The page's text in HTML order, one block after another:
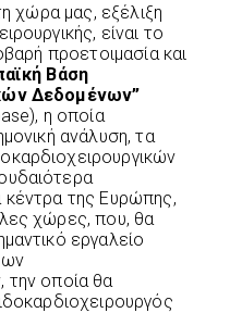
χώρα μας, εξέλιξη
είναι το
προετοιμασία και
Βάση
Δεδομένων”
η οποία
ανάλυση, τα
κέντρα της Ευρώπης,
χώρες, που, θα
εργαλείο
την οποία θα